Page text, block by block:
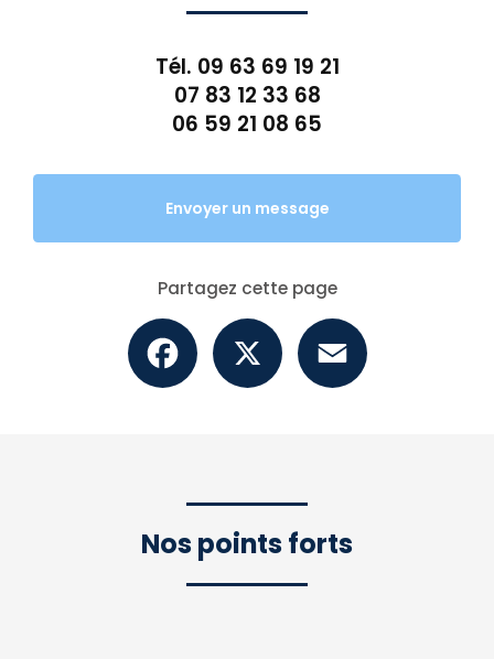
Tél. 09 63 69 19 21
07 83 12 33 68
06 59 21 08 65
Envoyer un message
Partagez cette page
Facebook
Nos points forts